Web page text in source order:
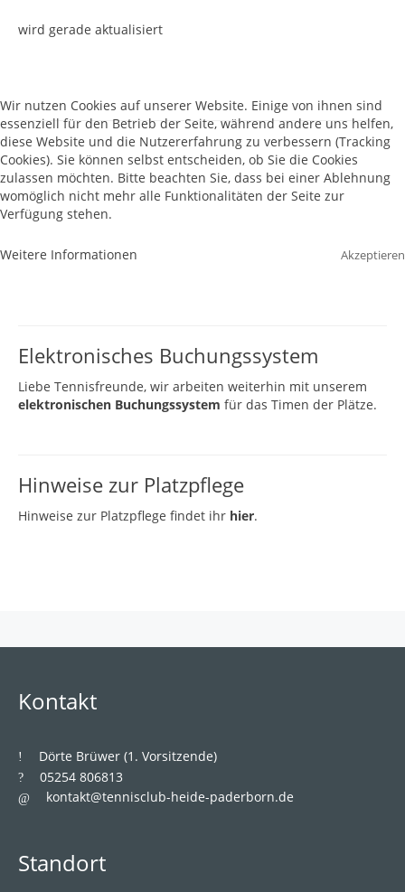
wird gerade aktualisiert
Elektronisches Buchungssystem
Liebe Tennisfreunde, wir arbeiten weiterhin mit unserem
elektronischen Buchungssystem für das Timen der Plätze.
Hinweise zur Platzpflege
Hinweise zur Platzpflege findet ihr hier.
Kontakt
Dörte Brüwer (1. Vorsitzende)
05254 806813
kontakt@tennisclub-heide-paderborn.de
Standort
Wir nutzen Cookies auf unserer Website. Einige von ihnen sind
essenziell für den Betrieb der Seite, während andere uns helfen,
diese Website und die Nutzererfahrung zu verbessern (Tracking
Cookies). Sie können selbst entscheiden, ob Sie die Cookies
zulassen möchten. Bitte beachten Sie, dass bei einer Ablehnung
womöglich nicht mehr alle Funktionalitäten der Seite zur
Verfügung stehen.
Akzeptieren
Weitere Informationen